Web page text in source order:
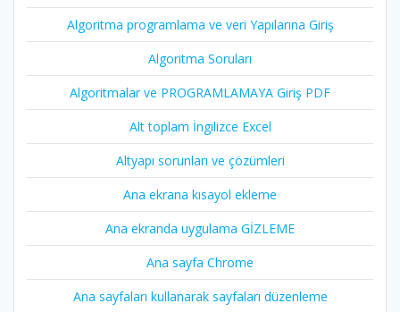
Algoritma programlama ve veri Yapılarına Giriş
Algoritma Soruları
Algoritmalar ve PROGRAMLAMAYA Giriş PDF
Alt toplam İngilizce Excel
Altyapı sorunları ve çözümleri
Ana ekrana kısayol ekleme
Ana ekranda uygulama GİZLEME
Ana sayfa Chrome
Ana sayfaları kullanarak sayfaları düzenleme